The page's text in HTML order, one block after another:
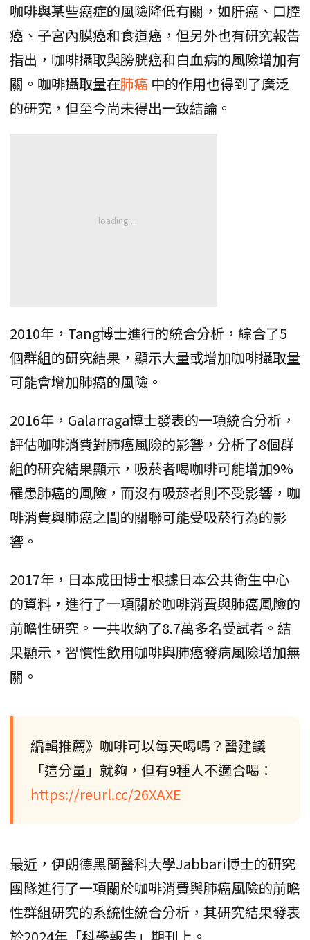
咖啡與某些癌症的風險降低有關，如肝癌、口腔
癌、子宮內膜癌和食道癌，但另外也有研究報告
指出，咖啡攝取與膀胱癌和白血病的風險增加有
關。咖啡攝取量在肺癌 中的作用也得到了廣泛
的研究，但至今尚未得出一致結論。
2010年，Tang博士進行的統合分析，綜合了5
個群組的研究結果，顯示大量或增加咖啡攝取量
可能會增加肺癌的風險。
2016年，Galarraga博士發表的一項統合分析，
評估咖啡消費對肺癌風險的影響，分析了8個群
組的研究結果顯示，吸菸者喝咖啡可能增加9%
罹患肺癌的風險，而沒有吸菸者則不受影響，咖
啡消費與肺癌之間的關聯可能受吸菸行為的影
響。
2017年，日本成田博士根據日本公共衛生中心
的資料，進行了一項關於咖啡消費與肺癌風險的
前瞻性研究。一共收納了8.7萬多名受試者。結
果顯示，習慣性飲用咖啡與肺癌發病風險增加無
關。
編輯推薦》咖啡可以每天喝嗎？醫建議
「這分量」就夠，但有9種人不適合喝：
https://reurl.cc/26XAXE
最近，伊朗德黑蘭醫科大學Jabbari博士的研究
團隊進行了一項關於咖啡消費與肺癌風險的前瞻
性群組研究的系統性統合分析，其研究結果發表